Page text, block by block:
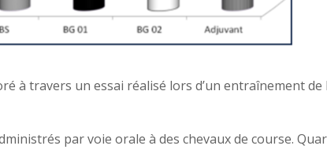
à travers un essai réalisé lors d’un entraînement
par voie orale à des chevaux de course.